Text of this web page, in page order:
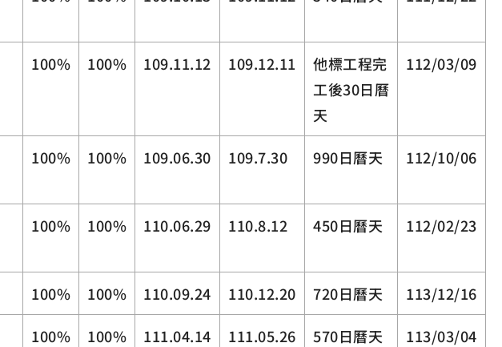
100% 100% 109.11.12 109.12.11
他標工程完
工後30日曆
天
112/03/09
100% 100% 109.06.30 109.7.30 990日曆天 112/10/06
100% 100% 110.06.29 110.8.12 450日曆天 112/02/23
100% 100% 110.09.24 110.12.20 720日曆天 113/12/16
100% 100% 111.04.14 111.05.26 570日曆天 113/03/04